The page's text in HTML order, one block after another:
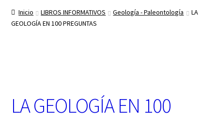
a
c
Inicio LIBROS INFORMATIVOS Geología - Paleontología
LA
GEOLOGÍA EN 100 PREGUNTAS
LA GEOLOGÍA EN 100